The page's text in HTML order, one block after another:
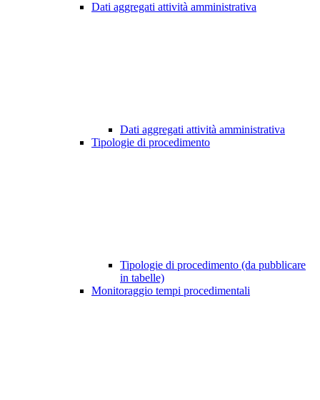
Dati aggregati attività amministrativa
Dati aggregati attività amministrativa
Tipologie di procedimento
Tipologie di procedimento (da pubblicare
in tabelle)
Monitoraggio tempi procedimentali